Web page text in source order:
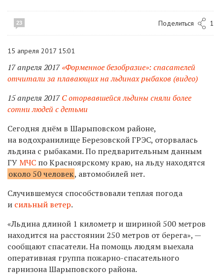
23 Поделиться 1
15 апреля 2017 15:01
17 апреля 2017«Форменное безобразие»: спасателей
отчитали за плавающих на льдинах рыбаков (видео)
15 апреля 2017С оторвавшейся льдины сняли более
сотни людей с детьми
Сегодня днём в Шарыповском районе,
на водохранилище Березовской ГРЭС, оторвалась
льдина с рыбаками. По предварительным данным
ГУМЧС по Красноярскому краю, на льду находятся
около 50 человек, автомобилей нет.
Случившемуся способствовали теплая погода
и сильный ветер.
«Льдина длиной 1 километр и шириной 500 метров
находится на расстоянии 250 метров от берега», —
сообщают спасатели. На помощь людям выехала
оперативная группа пожарно-спасательного
гарнизона Шарыповского района.